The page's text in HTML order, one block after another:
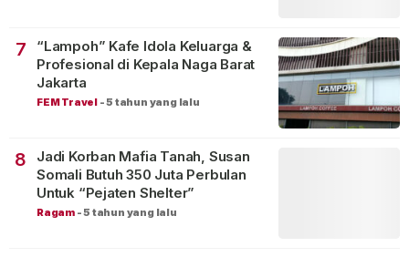
7
“Lampoh” Kafe Idola Keluarga &
Profesional di Kepala Naga Barat
Jakarta
FEM Travel -5 tahun yang lalu
8
Jadi Korban Mafia Tanah, Susan
Somali Butuh 350 Juta Perbulan
Untuk “Pejaten Shelter”
Ragam -5 tahun yang lalu